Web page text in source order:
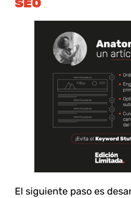
SEO
El siguiente paso es